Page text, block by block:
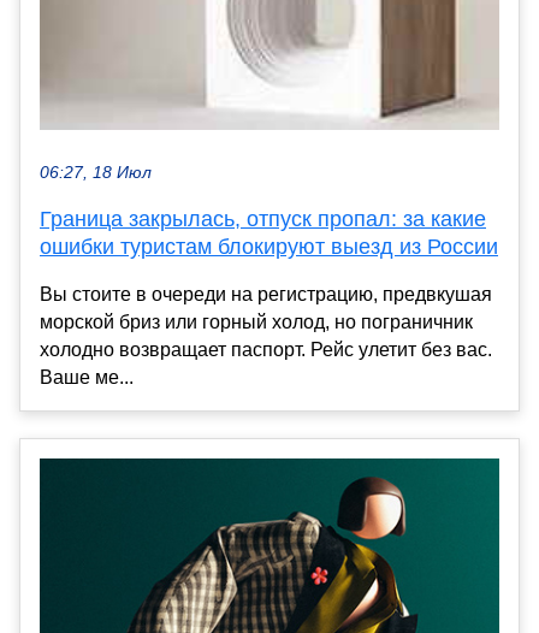
06:27, 18 Июл
Граница закрылась, отпуск пропал: за какие
ошибки туристам блокируют выезд из России
Вы стоите в очереди на регистрацию, предвкушая
морской бриз или горный холод, но пограничник
холодно возвращает паспорт. Рейс улетит без вас.
Ваше ме...